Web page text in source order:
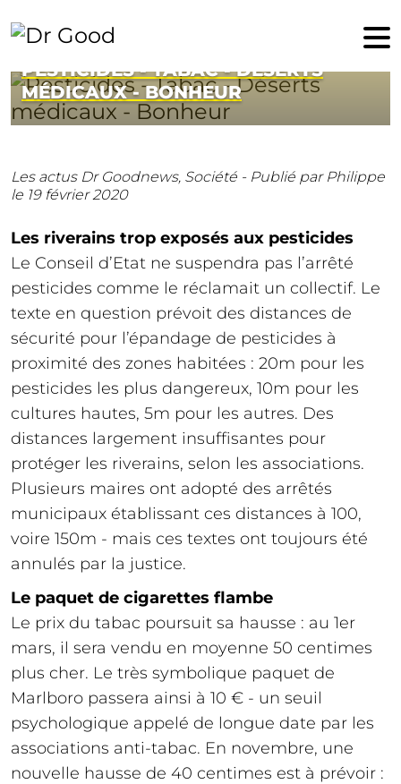
19 février 2020
PESTICIDES - TABAC - DÉSERTS
MÉDICAUX - BONHEUR
Les actus Dr Goodnews, Société - Publié par Philippe
le 19 février 2020
Les riverains trop exposés aux pesticides
Le Conseil d’Etat ne suspendra pas l’arrêté
pesticides comme le réclamait un collectif. Le
texte en question prévoit des distances de
sécurité pour l’épandage de pesticides à
proximité des zones habitées : 20m pour les
pesticides les plus dangereux, 10m pour les
cultures hautes, 5m pour les autres. Des
distances largement insuffisantes pour
protéger les riverains, selon les associations.
Plusieurs maires ont adopté des arrêtés
municipaux établissant ces distances à 100,
voire 150m - mais ces textes ont toujours été
annulés par la justice.
Le paquet de cigarettes flambe
Le prix du tabac poursuit sa hausse : au 1er
mars, il sera vendu en moyenne 50 centimes
plus cher. Le très symbolique paquet de
Marlboro passera ainsi à 10 € - un seuil
psychologique appelé de longue date par les
associations anti-tabac. En novembre, une
nouvelle hausse de 40 centimes est à prévoir :